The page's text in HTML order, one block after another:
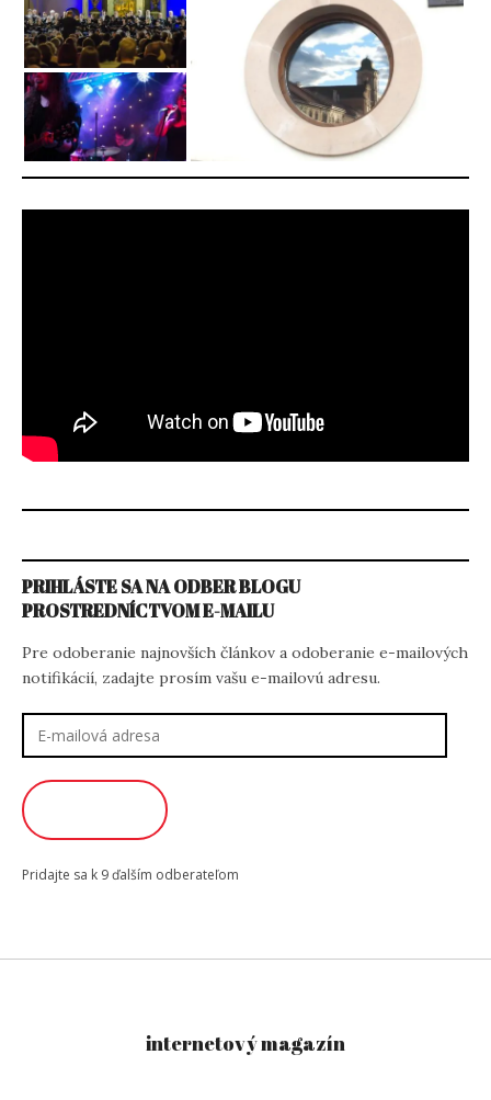
PRIHLÁSTE SA NA ODBER BLOGU
PROSTREDNÍCTVOM E-MAILU
Pre odoberanie najnovších článkov a odoberanie e-mailových
notifikácií, zadajte prosím vašu e-mailovú adresu.
adresa
Pridajte sa k 9 ďalším odberateľom
internetový magazín